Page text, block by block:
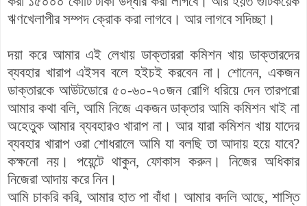
ঋণখেলাপীর সম্পদ ক্রোক করা লাগবে। আর লাগবে সদিচ্ছা।
দয়া করে আমার এই লেখায় ডাক্তাররা কমিশন খায় ডাক্তারদের
ব্যবহার খারাপ এইসব বলে হইচই করবেন না। শোনেন, একজন
ডাক্তারকে আউটডোরে ৫০-৬০-৭০জন রোগি ধরিয়ে দেন তারপরো
আমার কথা বলি, আমি নিজে একজন ডাক্তার আমি কমিশন খাই না
অহেতুক আমার ব্যবহারও খারাপ না। আর যারা কমিশন খায় যাদের
ব্যবহার খারাপ ওরা শোধরালে আমি যা বলছি তা আদায় হয়ে যাবে?
কক্ষনো নয়। পয়েন্টে থাকুন, ফোকাস করুন। নিজের অধিকার
নিজেরা আদায় করে নিন।
আমি চাকরি করি, আমার হাত পা বাঁধা। আমার বদলি আছে, শাস্তি